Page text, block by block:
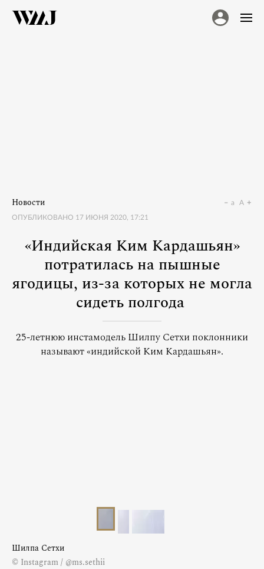
Новости
ОПУБЛИКОВАНО 17 ИЮНЯ 2020, 17:21
a A
«Индийская Ким Кардашьян»
потратилась на пышные
ягодицы, из-за которых не могла
сидеть полгода
25-летнюю инстамодель Шилпу Сетхи поклонники
называют «индийской Ким Кардашьян».
Шилпа Сетхи
© Instagram / @ms.sethii